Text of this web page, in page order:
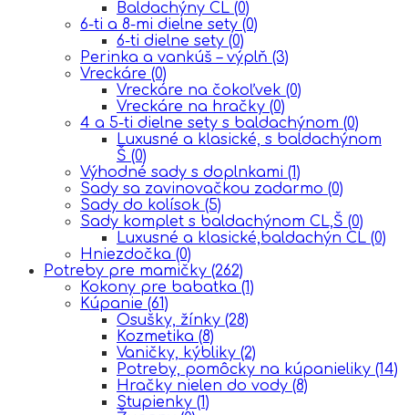
Baldachýny CL (0)
6-ti a 8-mi dielne sety (0)
6-ti dielne sety (0)
Perinka a vankúš – výplň (3)
Vreckáre (0)
Vreckáre na čokoľvek (0)
Vreckáre na hračky (0)
4 a 5-ti dielne sety s baldachýnom (0)
Luxusné a klasické, s baldachýnom
Š (0)
Výhodné sady s doplnkami (1)
Sady sa zavinovačkou zadarmo (0)
Sady do kolísok (5)
Sady komplet s baldachýnom CL,Š (0)
Luxusné a klasické,baldachýn CL (0)
Hniezdočka (0)
Potreby pre mamičky (262)
Kokony pre babatka (1)
Kúpanie (61)
Osušky, žínky (28)
Kozmetika (8)
Vaničky, kýbliky (2)
Potreby, pomôcky na kúpanieliky (14)
Hračky nielen do vody (8)
Stupienky (1)